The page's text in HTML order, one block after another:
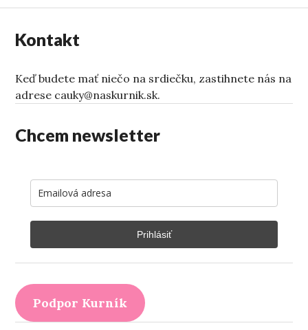
Kontakt
Keď budete mať niečo na srdiečku, zastihnete nás na
adrese cauky@naskurnik.sk.
Chcem newsletter
Prihlásiť
Podpor Kurník